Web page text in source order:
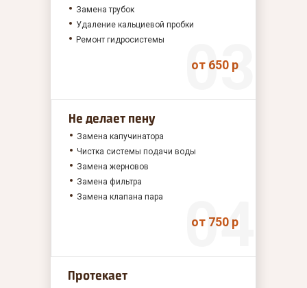
Замена трубок
Удаление кальциевой пробки
Ремонт гидросистемы
от 650 р
Не делает пену
Замена капучинатора
Чистка системы подачи воды
Замена жерновов
Замена фильтра
Замена клапана пара
от 750 р
Протекает